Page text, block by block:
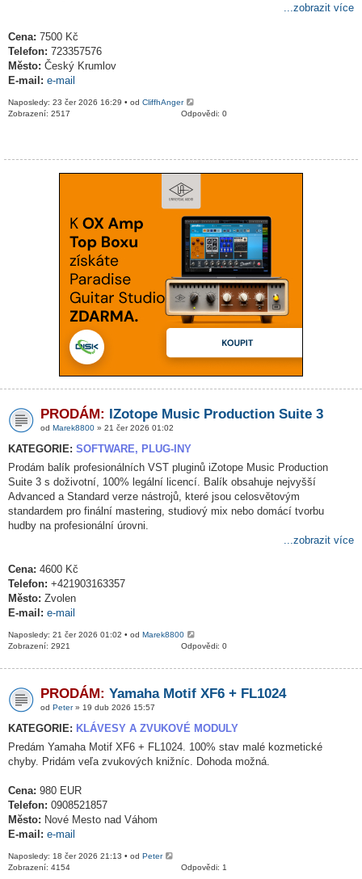
...zobrazit více
Cena: 7500 Kč
Telefon: 723357576
Město: Český Krumlov
E-mail: e-mail
Naposledy: 23 čer 2026 16:29 • od CliffhAnger
Odpovědi: 0
Zobrazení: 2517
PRODÁM: IZotope Music Production Suite 3
od Marek8800 » 21 čer 2026 01:02
KATEGORIE: SOFTWARE, PLUG-INY
Prodám balík profesionálních VST pluginů iZotope Music Production
Suite 3 s doživotní, 100% legální licencí. Balík obsahuje nejvyšší
Advanced a Standard verze nástrojů, které jsou celosvětovým
standardem pro finální mastering, studiový mix nebo domácí tvorbu
hudby na profesionální úrovni.
...zobrazit více
Cena: 4600 Kč
Telefon: +421903163357
Město: Zvolen
E-mail: e-mail
Naposledy: 21 čer 2026 01:02 • od Marek8800
Odpovědi: 0
Zobrazení: 2921
PRODÁM: Yamaha Motif XF6 + FL1024
od Peter» 19 dub 2026 15:57
KATEGORIE: KLÁVESY A ZVUKOVÉ MODULY
Predám Yamaha Motif XF6 + FL1024. 100% stav malé kozmetické
chyby. Pridám veľa zvukových knižníc. Dohoda možná.
Cena: 980 EUR
Telefon: 0908521857
Město: Nové Mesto nad Váhom
E-mail: e-mail
Naposledy: 18 čer 2026 21:13 • od Peter
Odpovědi: 1
Zobrazení: 4154